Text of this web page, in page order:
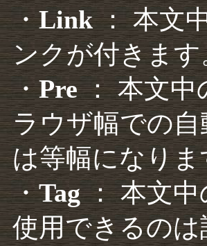
・Link： 本文
ンクが付きます
・Pre： 本文中
ラウザ幅での
は等幅になりま
・Tag： 本文中
使用できるの